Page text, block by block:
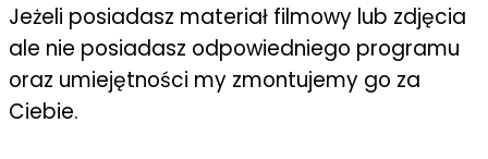
Jeżeli posiadasz materiał filmowy lub zdjęcia
ale nie posiadasz odpowiedniego programu
oraz umiejętności my zmontujemy go za
Ciebie.